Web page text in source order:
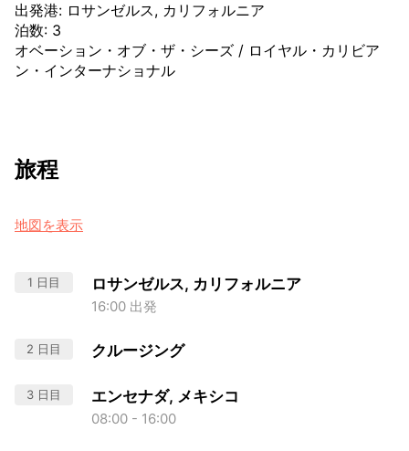
出発港: ロサンゼルス, カリフォルニア
泊数: 3
オベーション・オブ・ザ・シーズ / ロイヤル・カリビア
ン・インターナショナル
旅程
地図を表示
1 日目 ロサンゼルス, カリフォルニア
16:00 出発
2 日目 クルージング
3 日目 エンセナダ, メキシコ
08:00 - 16:00